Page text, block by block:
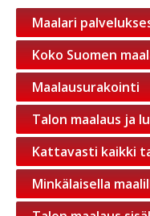
Maalari
Koko Suomen
Maalausurakointi
Talon maalaus ja
Kattavasti kaikki
Minkälaisella